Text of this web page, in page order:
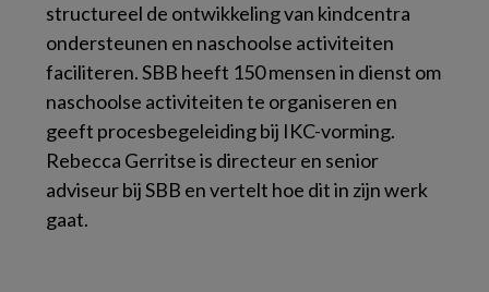
structureel de ontwikkeling van kindcentra
ondersteunen en naschoolse activiteiten
faciliteren. SBB heeft 150 mensen in dienst om
naschoolse activiteiten te organiseren en
geeft procesbegeleiding bij IKC-vorming.
Rebecca Gerritse is directeur en senior
adviseur bij SBB en vertelt hoe dit in zijn werk
gaat.